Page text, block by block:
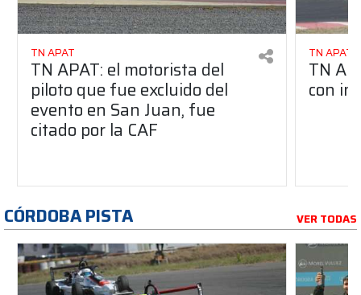
TN APAT
TN APAT: el motorista del
piloto que fue excluido del
evento en San Juan, fue
citado por la CAF
TN APAT
TN
con
CÓRDOBA PISTA VER TODAS